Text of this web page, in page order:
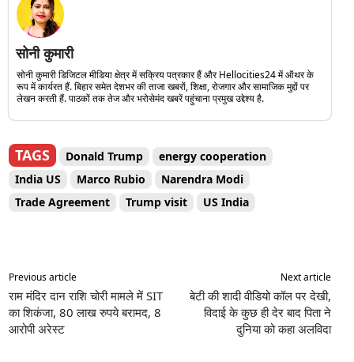
सोनी कुमारी
सोनी कुमारी डिजिटल मीडिया क्षेत्र में सक्रिय पत्रकार हैं और Hellocities24 में ऑथर के
रूप में कार्यरत हैं. बिहार समेत देशभर की ताजा खबरों, शिक्षा, रोजगार और सामाजिक मुद्दों पर
लेखन करती हैं. पाठकों तक तेज और भरोसेमंद खबरें पहुंचाना प्रमुख उद्देश्य है.
TAGS Donald Trump
energy cooperation
India US
Marco Rubio
Narendra Modi
Trade Agreement
Trump visit US India
Previous article
राम मंदिर दान राशि चोरी मामले में SIT
का शिकंजा, 80 लाख रुपये बरामद, 8
आरोपी अरेस्ट
Next article
बेटी की शादी वीडियो कॉल पर देखी,
विदाई के कुछ ही देर बाद पिता ने
दुनिया को कहा अलविदा